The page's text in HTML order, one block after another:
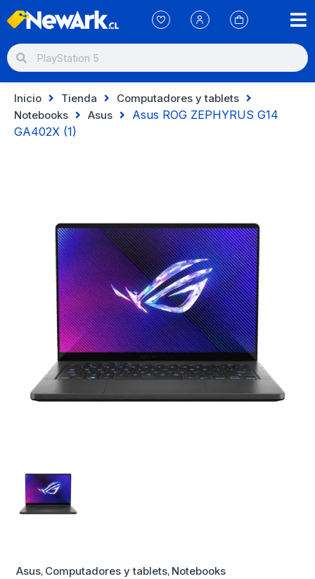
Inicio Tienda
Computadores y tablets
Notebooks
Asus
Asus ROG ZEPHYRUS G14
GA402X (1)
Asus, Computadores y tablets, Notebooks